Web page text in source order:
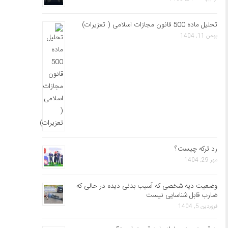
تحلیل ماده 500 قانون مجازات اسلامی ( تعزیرات)
بهمن 11, 1404
رد ترکه چیست؟
مهر 29, 1404
وضعیت دیه شخصی که آسیب بدنی دیده در حالی که
ضارب قابل شناسایی نیست
فروردین 5, 1404